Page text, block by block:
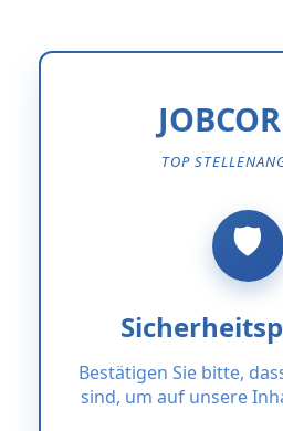
TOP
Bestätigen Sie bitte,
sind, um auf unsere